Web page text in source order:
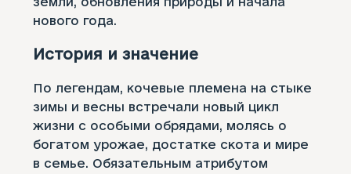
нового года.
История и значение
По легендам, кочевые племена на стыке
зимы и весны встречали новый цикл
жизни с особыми обрядами, молясь о
богатом урожае, достатке скота и мире
в семье. Обязательным атрибутом